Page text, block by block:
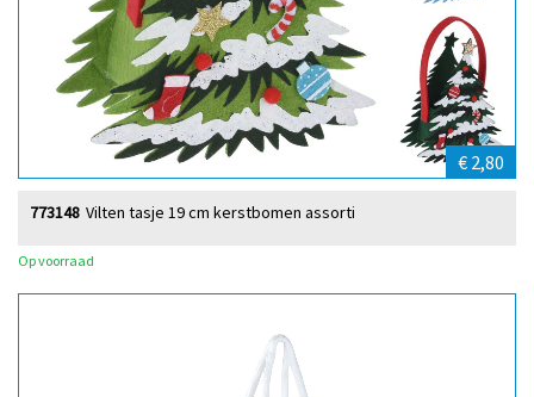
€ 2,80
Vilten tasje 19 cm kerstbomen assorti
773148
Op voorraad